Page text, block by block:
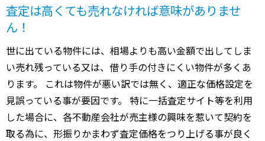
査定は高くても売れなければ意味がありませ
ん！
世に出ている物件には、相場よりも高い金額で出してしま
い売れ残っている又は、借り手の付きにくい物件が多くあ
ります。 これは物件が悪い訳では無く、適正な価格設定を
見誤っている事が要因です。 特に一括査定サイト等を利用
した場合に、各不動産会社が売主様の興味を惹いて契約を
取る為に、形振りかまわず査定価格をつり上げる事が良く